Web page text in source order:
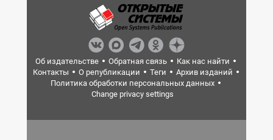
Об издательстве Обратная связь
Как нас найти
Контакты
О републикации Теги
Архив изданий
Политика обработки персональных данных
Change privacy settings